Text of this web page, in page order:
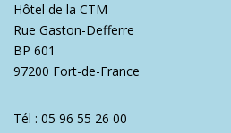
Hôtel de la CTM
Rue Gaston-Defferre
BP 601
97200 Fort-de-France
Tél : 05 96 55 26 00